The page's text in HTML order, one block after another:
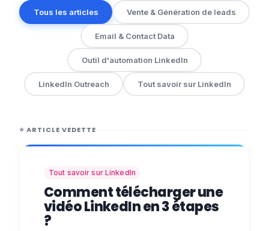
Tous les articles Vente & Génération de leads
Email & Contact Data
Outil d'automation LinkedIn
LinkedIn Outreach Tout savoir sur LinkedIn
⭐ ARTICLE VEDETTE
Tout savoir sur LinkedIn
Comment télécharger une
vidéo LinkedIn en 3 étapes
?